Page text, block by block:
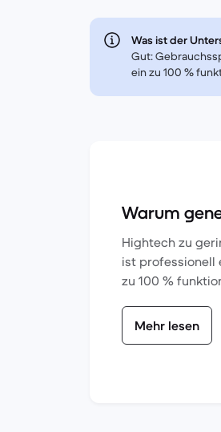
Was ist der
Gut:
ein zu 100 %
Warum
Hightech zu
ist professionell
zu 100 %
Mehr lesen